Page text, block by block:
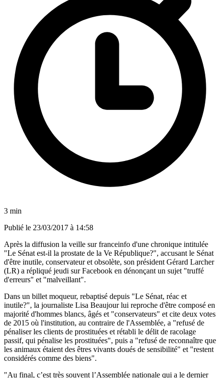
3 min
Publié le 23/03/2017 à 14:58
Après la diffusion la veille sur franceinfo d'une chronique intitulée
"Le Sénat est-il la prostate de la Ve République?", accusant le Sénat
d'être inutile, conservateur et obsolète, son président Gérard Larcher
(LR) a répliqué jeudi sur Facebook en dénonçant un sujet "truffé
d'erreurs" et "malveillant".
Dans un billet moqueur, rebaptisé depuis "Le Sénat, réac et
inutile?", la journaliste Lisa Beaujour lui reproche d'être composé en
majorité d'hommes blancs, âgés et "conservateurs" et cite deux votes
de 2015 où l'institution, au contraire de l'Assemblée, a "refusé de
pénaliser les clients de prostituées et rétabli le délit de racolage
passif, qui pénalise les prostituées", puis a "refusé de reconnaître que
les animaux étaient des êtres vivants doués de sensibilité" et "restent
considérés comme des biens".
"Au final, c’est très souvent l’Assemblée nationale qui a le dernier